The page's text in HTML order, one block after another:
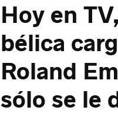
Hoy en
bélica
Roland
sólo se le